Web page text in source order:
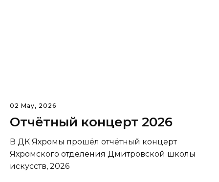
02 May, 2026
Отчётный концерт 2026
В ДК Яхромы прошёл отчётный концерт
Яхромского отделения Дмитровской школы
искусств, 2026